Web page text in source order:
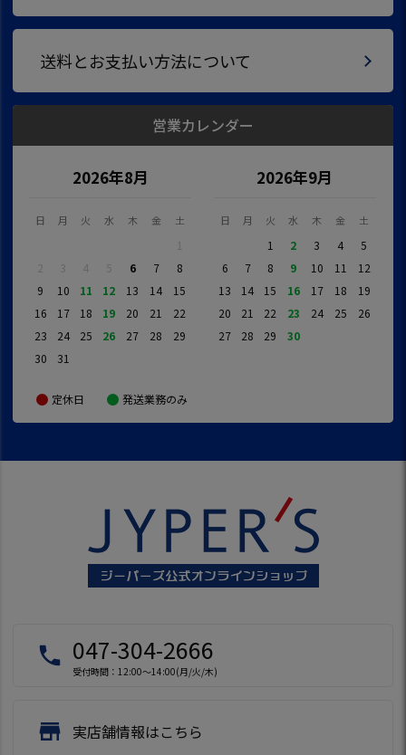
送料とお支払い方法について
営業カレンダー
2026年8月
日 月 火 水 木 金 土
1
2
3 4 5 6 7
8
9
10 11 12 13 14
15
16
17 18 19 20 21
22
23
24 25 26 27 28
29
30
31
2026年9月
日 月 火 水 木 金 土
1 2 3 4
5
6
7 8 9 10 11
12
13
14 15 16 17 18
19
20
21 22 23 24 25
26
27
28 29 30
定休日 発送業務のみ
local_phone 047-304-2666
受付時間：12:00～14:00(月/火/木)
store 実店舗情報はこちら